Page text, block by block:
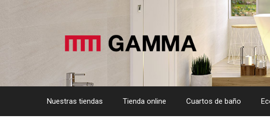
Nuestras tiendas Tienda online Cuartos de baño